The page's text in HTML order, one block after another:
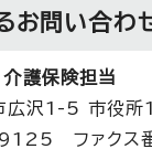
お問い合わ
護保険担当
沢1-5 市役所
ファク